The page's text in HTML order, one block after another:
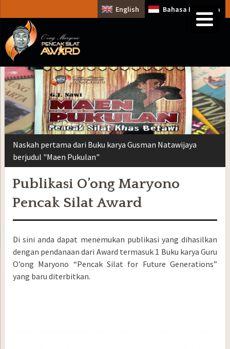
English Bahasa Indonesia
Naskah pertama dari Buku karya Gusman Natawijaya
berjudul "Maen Pukulan"
Publikasi O’ong Maryono
Pencak Silat Award
Di sini anda dapat menemukan publikasi yang dihasilkan
dengan pendanaan dari Award termasuk 1 Buku karya Guru
O’ong Maryono “Pencak Silat for Future Generations”
yang baru diterbitkan.